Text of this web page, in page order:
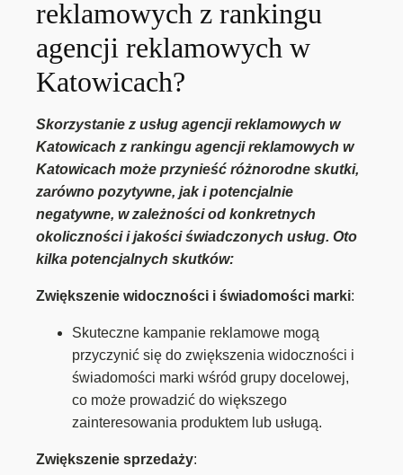
reklamowych z rankingu
agencji reklamowych w
Katowicach?
Skorzystanie z usług agencji reklamowych w
Katowicach z rankingu agencji reklamowych w
Katowicach może przynieść różnorodne skutki,
zarówno pozytywne, jak i potencjalnie
negatywne, w zależności od konkretnych
okoliczności i jakości świadczonych usług. Oto
kilka potencjalnych skutków:
Zwiększenie widoczności i świadomości marki:
Skuteczne kampanie reklamowe mogą
przyczynić się do zwiększenia widoczności i
świadomości marki wśród grupy docelowej,
co może prowadzić do większego
zainteresowania produktem lub usługą.
Zwiększenie sprzedaży: